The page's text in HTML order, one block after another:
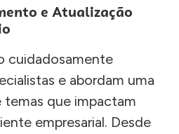
e Atualização
cuidadosamente
e abordam uma
temas que impactam
empresarial. Desde